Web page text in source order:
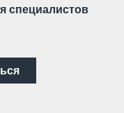
специалистов